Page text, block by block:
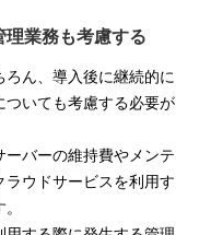
業務も考慮する
ん、導入後に継続的に
ついても考慮する必要が
バーの維持費やメンテ
ウドサービスを利用す